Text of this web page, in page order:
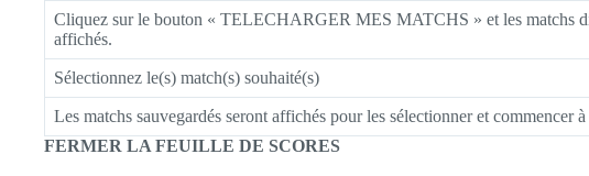
Cliquez sur le bouton « TELECHARGER MES MATCHS » et les matchs
affichés.
Sélectionnez le(s) match(s) souhaité(s)
Les matchs sauvegardés seront affichés pour les sélectionner et commencer
FERMER LA FEUILLE DE SCORES